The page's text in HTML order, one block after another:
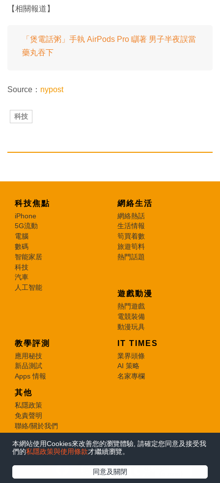
本網站使用Cookies來改善您的瀏覽體驗, 請確定您同意及接受我
們的私隱政策與使用條款才繼續瀏覽。
同意及關閉
【相關報道】
「煲電話粥」手執 AirPods Pro 瞓著 男子半夜誤當
藥丸吞下
Source： nypost
科技
科技焦點
iPhone
5G流動
電腦
數碼
智能家居
科技
汽車
人工智能
網絡生活
網絡熱話
生活情報
筍買着數
旅遊筍料
熱門話題
遊戲動漫
熱門遊戲
電競裝備
動漫玩具
教學評測
應用秘技
新品測試
Apps 情報
IT TIMES
業界頭條
AI 策略
名家專欄
其他
私隱政策
免責聲明
聯絡/關於我們
© 2026 e-zone. All Rights Reserved.